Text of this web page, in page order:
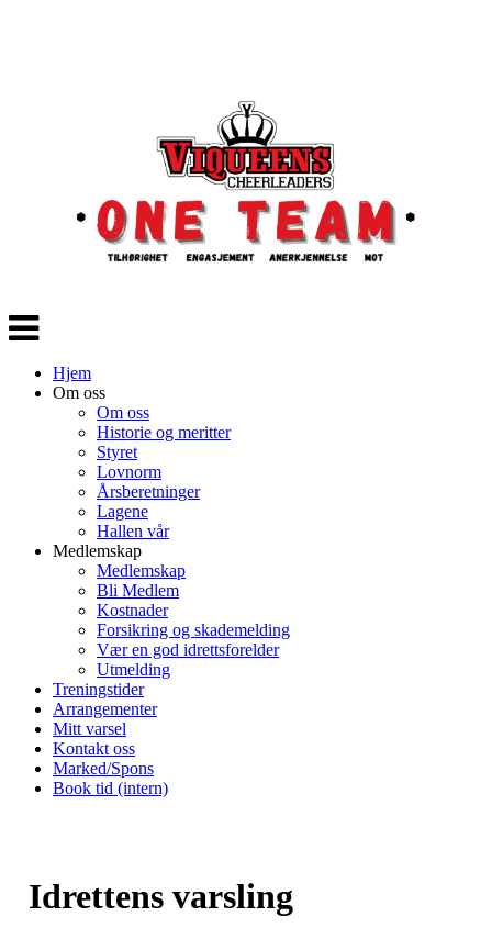
Veksle
navigasjon
Hjem
Om oss
Om oss
Historie og meritter
Styret
Lovnorm
Årsberetninger
Lagene
Hallen vår
Medlemskap
Medlemskap
Bli Medlem
Kostnader
Forsikring og skademelding
Vær en god idrettsforelder
Utmelding
Treningstider
Arrangementer
Mitt varsel
Kontakt oss
Marked/Spons
Book tid (intern)
Idrettens varsling